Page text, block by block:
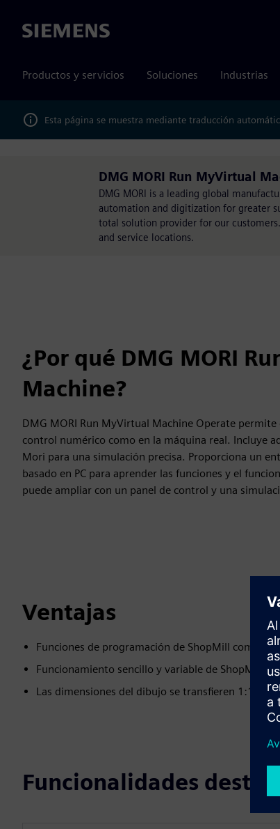
Siemens
Productos y servicios Soluciones Industrias
Esta página se muestra mediante traducción
DMG MORI Run MyVirtual
DMG MORI is a leading global
automation and digitization for greater
total solution provider for our
and service locations.
¿Por qué DMG MORI
Machine?
DMG MORI Run MyVirtual Machine Operate
control numérico como en la máquina real. Incluye
Mori para una simulación precisa. Proporciona un
basado en PC para aprender las funciones y el
puede ampliar con un panel de control y una
Ventajas
Funciones de programación de ShopMill como en
Funcionamiento sencillo y variable de ShopMill en
Las dimensiones del dibujo se transfieren 1:1 al
Funcionalidades